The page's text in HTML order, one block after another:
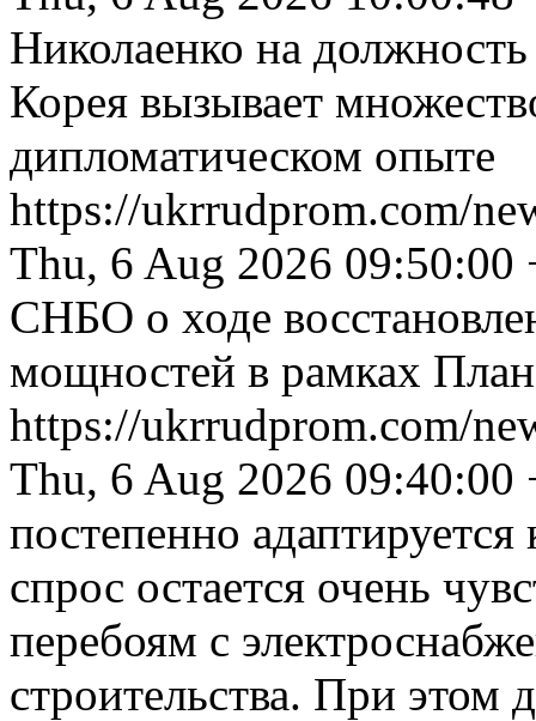
Николаенко на
Корея вызывает
дипломатическом опыте
https://ukrrudprom.com/
Thu, 6 Aug 2026 09:50:00
СНБО о ходе
мощностей в рамках
https://ukrrudprom.com/
Thu, 6 Aug 2026 09:40:00
постепенно
спрос остается очень
перебоям с
строительства. При этом